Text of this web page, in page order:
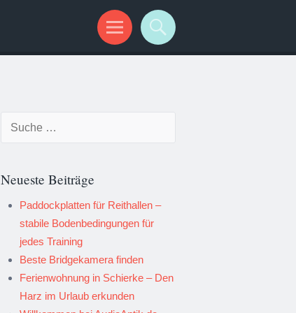
Suche nach:
Neueste Beiträge
Paddockplatten für Reithallen –
stabile Bodenbedingungen für
jedes Training
Beste Bridgekamera finden
Ferienwohnung in Schierke – Den
Harz im Urlaub erkunden